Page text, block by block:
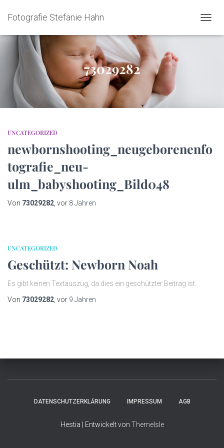
Fotografie Stefanie Hahn
73029282
UNCATEGORIZED
newbornshooting_neugeborenenfo
tografie_neu-
ulm_babyshooting_Bild048
Von 73029282 , vor 8 Jahren
UNCATEGORIZED
Geschützt: Newborn Noah
Es gibt keinen Textauszug, da dies ein geschützter Beitrag ist.
Von 73029282 , vor 9 Jahren
DATENSCHUTZERKLÄRUNG IMPRESSUM AGB
Hestia | Entwickelt von ThemeIsle